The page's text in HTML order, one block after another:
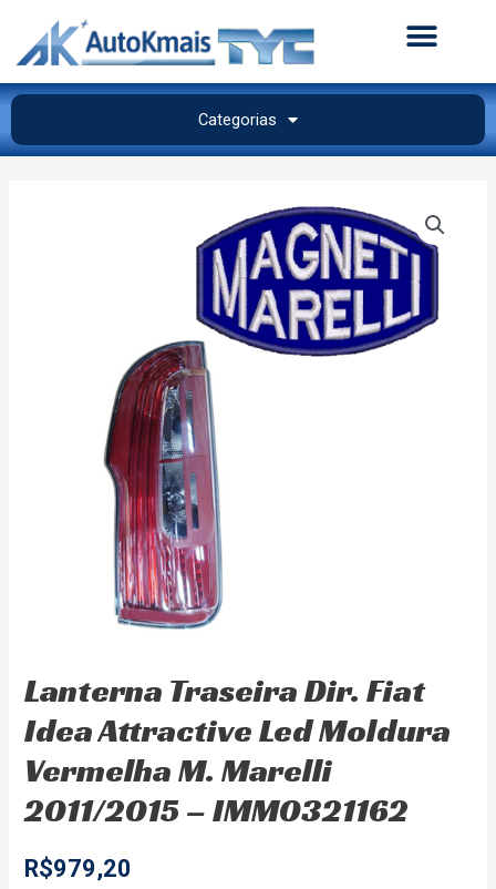
Categorias
Lanterna Traseira Dir. Fiat
Idea Attractive Led Moldura
Vermelha M. Marelli
2011/2015 – IMM0321162
R$979,20